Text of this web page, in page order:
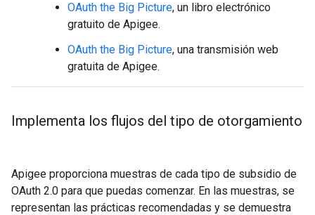
OAuth the Big Picture, un libro electrónico
gratuito de Apigee.
OAuth the Big Picture, una transmisión web
gratuita de Apigee.
Implementa los flujos del tipo de otorgamiento
Apigee proporciona muestras de cada tipo de subsidio de
OAuth 2.0 para que puedas comenzar. En las muestras, se
representan las prácticas recomendadas y se demuestra